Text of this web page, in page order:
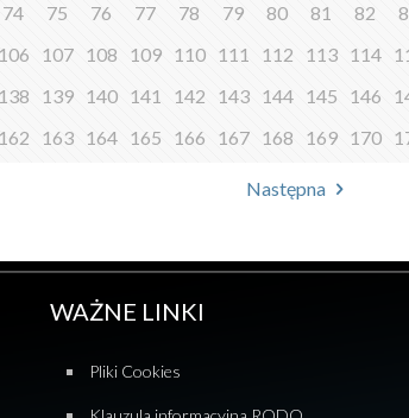
74 75 76 77 78 79 80 81 82
106 107 108 109 110 111 112 113 114
138 139 140 141 142 143 144 145 146
162 163 164 165 166 167 168 169 170
Następna
WAŻNE LINKI
Pliki Cookies